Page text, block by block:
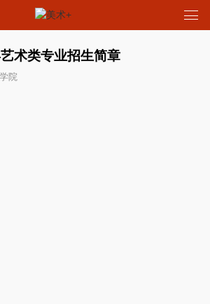
术类专业招生简章
院